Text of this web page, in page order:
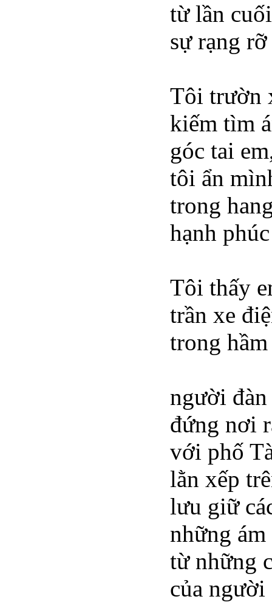
từ lần
sự rạng
Tôi trườn
kiếm tìm
góc tai
tôi ẩn
trong
hạnh
Tôi thấy
trần xe
trong
người
đứng nơi
với phố
lằn xếp
lưu giữ
những
từ những
của người